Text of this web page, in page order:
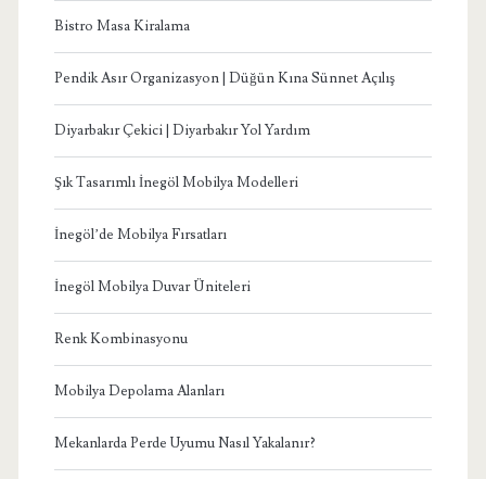
Bistro Masa Kiralama
Pendik Asır Organizasyon | Düğün Kına Sünnet Açılış
Diyarbakır Çekici | Diyarbakır Yol Yardım
Şık Tasarımlı İnegöl Mobilya Modelleri
İnegöl’de Mobilya Fırsatları
İnegöl Mobilya Duvar Üniteleri
Renk Kombinasyonu
Mobilya Depolama Alanları
Mekanlarda Perde Uyumu Nasıl Yakalanır?